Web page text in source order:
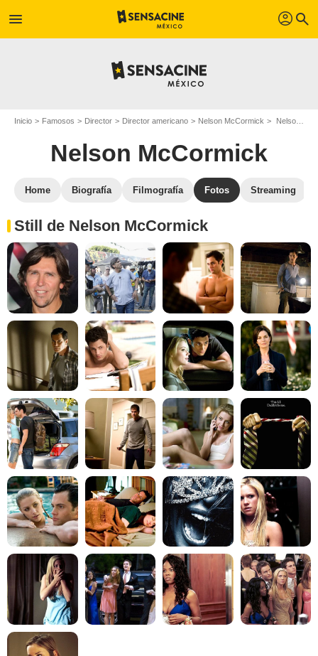
menu profil search
Inicio Famosos Director Director americano Nelson McCormick Nelson McCormick : Fotos de sus películas y series
Nelson McCormick
Home Biografía Filmografía Fotos Streaming
Still de Nelson McCormick